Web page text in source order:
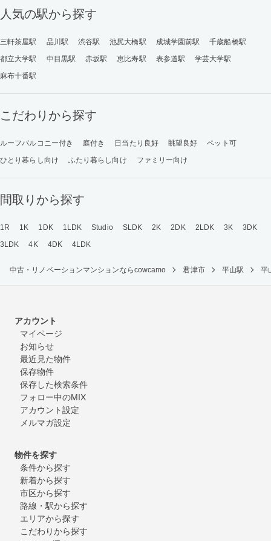
人気の駅から探す
三軒茶屋駅 品川駅 渋谷駅 池尻大橋駅 成城学園前駅
千歳船橋駅
都立大学駅
中目黒駅 赤坂駅 恵比寿駅 表参道駅
学芸大学駅
麻布十番駅
こだわりから探す
ルーフバルコニー付き 庭付き 日当たり良好 眺望良好
ペット可
ひとり暮らし向け
ふたり暮らし向け ファミリー向け
間取りから探す
1R 1K 1DK 1LDK Studio SLDK 2K 2DK 2LDK 3K
3DK
3LDK
4K 4DK 4LDK
中古・リノベーションマンションならcowcamo 君津市 平山駅 平
アカウント
マイページ
お知らせ
最近見た物件
保存物件
保存した検索条件
フォロー中のMIX
アカウント設定
メルマガ設定
物件を探す
条件から探す
新着から探す
市区から探す
路線・駅から探す
エリアから探す
こだわりから探す